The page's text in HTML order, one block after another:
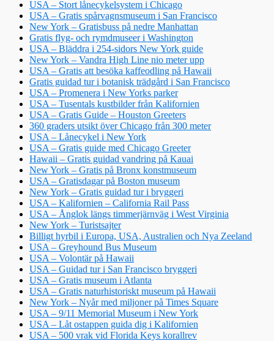
USA – Stort lånecykelsystem i Chicago
USA – Gratis spårvagnsmuseum i San Francisco
New York – Gratisbuss på nedre Manhattan
Gratis flyg- och rymdmuseer i Washington
USA – Bläddra i 254-sidors New York guide
New York – Vandra High Line nio meter upp
USA – Gratis att besöka kaffeodling på Hawaii
Gratis guidad tur i botanisk trädgård i San Francisco
USA – Promenera i New Yorks parker
USA – Tusentals kustbilder från Kalifornien
USA – Gratis Guide – Houston Greeters
360 graders utsikt över Chicago från 300 meter
USA – Lånecykel i New York
USA – Gratis guide med Chicago Greeter
Hawaii – Gratis guidad vandring på Kauai
New York – Gratis på Bronx konstmuseum
USA – Gratisdagar på Boston museum
New York – Gratis guidad tur i bryggeri
USA – Kalifornien – California Rail Pass
USA – Ånglok längs timmerjärnväg i West Virginia
New York – Turistsajter
Billigt hyrbil i Europa, USA, Australien och Nya Zeeland
USA – Greyhound Bus Museum
USA – Volontär på Hawaii
USA – Guidad tur i San Francisco bryggeri
USA – Gratis museum i Atlanta
USA – Gratis naturhistoriskt museum på Hawaii
New York – Nyår med miljoner på Times Square
USA – 9/11 Memorial Museum i New York
USA – Låt ostappen guida dig i Kalifornien
USA – 500 vrak vid Florida Keys korallrev